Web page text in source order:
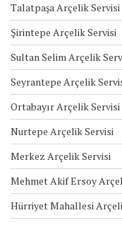
Talatpaşa Arçelik Servisi
Şirintepe Arçelik Servisi
Sultan Selim Arçelik
Seyrantepe Arçelik
Ortabayır Arçelik Servisi
Nurtepe Arçelik Servisi
Merkez Arçelik Servisi
Mehmet Akif Ersoy
Hürriyet Mahallesi